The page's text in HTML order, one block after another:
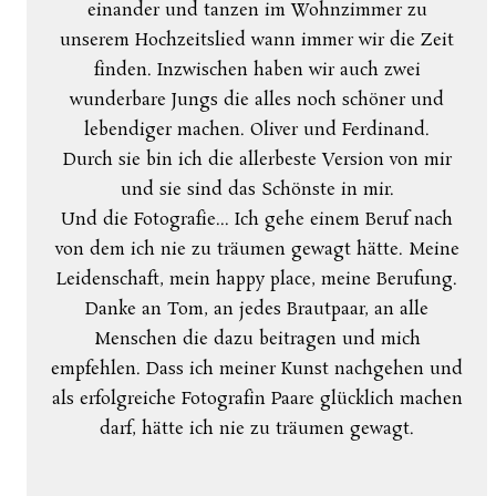
einander und tanzen im Wohnzimmer zu
unserem Hochzeitslied wann immer wir die Zeit
finden. Inzwischen haben wir auch zwei
wunderbare Jungs die alles noch schöner und
lebendiger machen. Oliver und Ferdinand.
Durch sie bin ich die allerbeste Version von mir
und sie sind das Schönste in mir.
Und die Fotografie... Ich gehe einem Beruf nach
von dem ich nie zu träumen gewagt hätte. Meine
Leidenschaft, mein happy place, meine Berufung.
Danke an Tom, an jedes Brautpaar, an alle
Menschen die dazu beitragen und mich
empfehlen. Dass ich meiner Kunst nachgehen und
als erfolgreiche Fotografin Paare glücklich machen
darf, hätte ich nie zu träumen gewagt.